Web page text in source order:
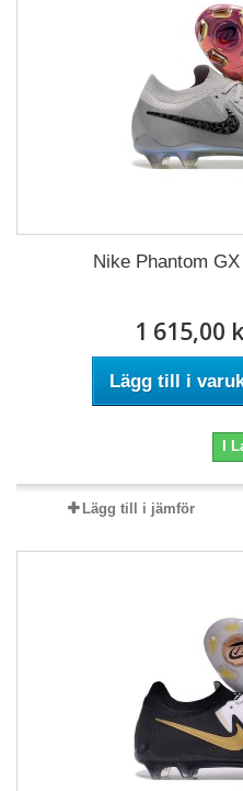
Nike Phantom
1 615,00
Lägg till i
I
Lägg till i jämför